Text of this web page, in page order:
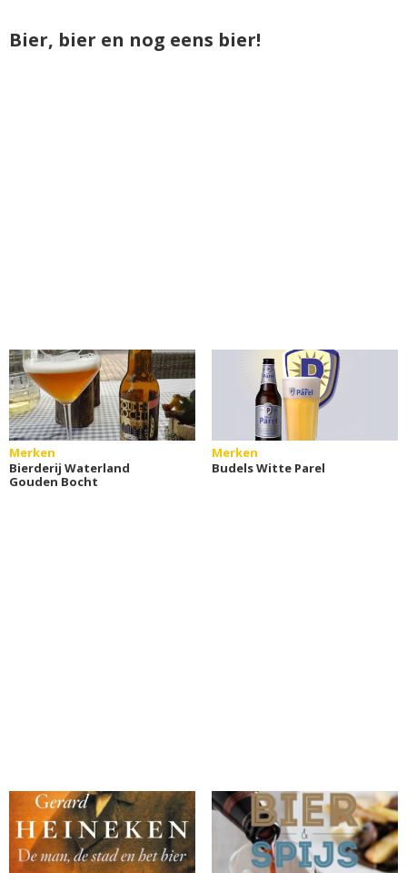
Bier, bier en nog eens bier!
Merken
Bierderij Waterland
Gouden Bocht
Merken
Budels Witte Parel